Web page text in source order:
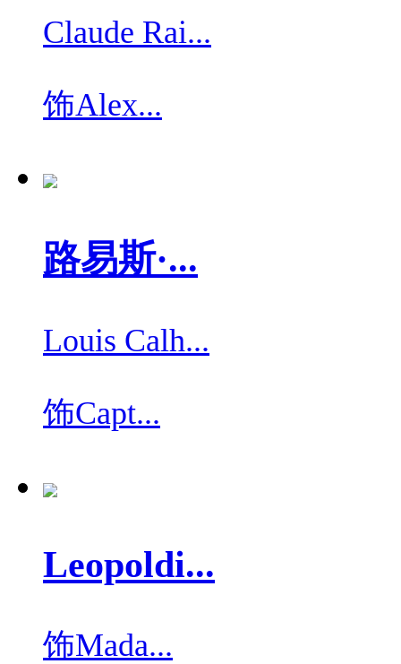
Claude Rai...
饰Alex...
路易斯·...
Louis Calh...
饰Capt...
Leopoldi...
饰Mada...